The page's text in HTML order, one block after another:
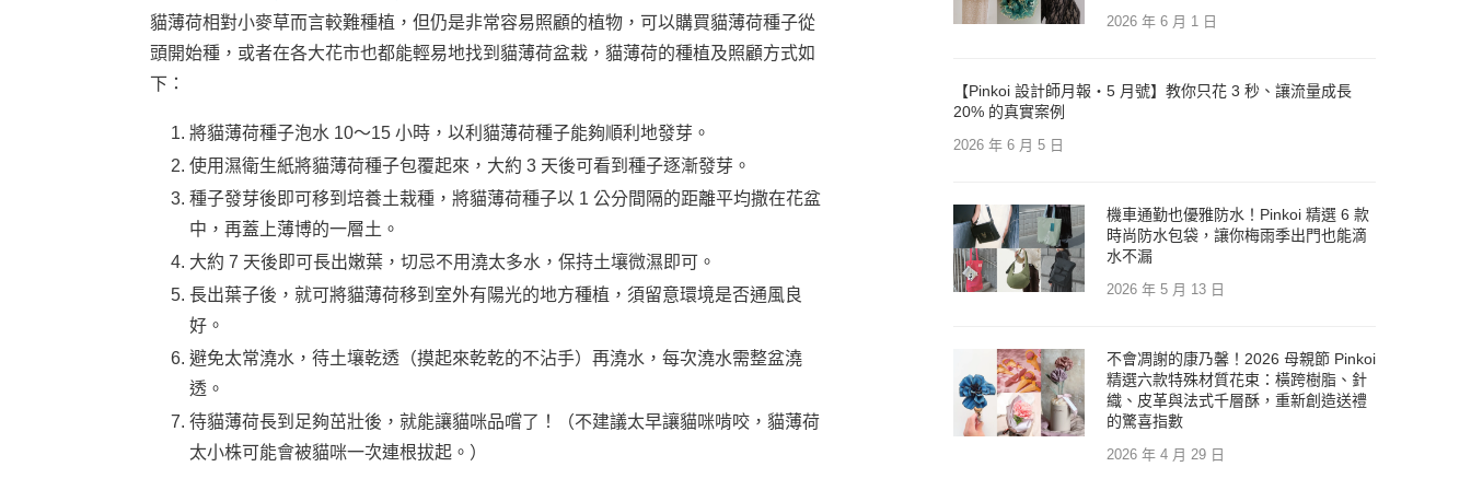
貓薄荷相對小麥草而言較難種植，但仍是非常容易照顧的植物，可以購買貓薄荷種子從
頭開始種，或者在各大花市也都能輕易地找到貓薄荷盆栽，貓薄荷的種植及照顧方式如
下：
將貓薄荷種子泡水 10～15 小時，以利貓薄荷種子能夠順利地發芽。
使用濕衛生紙將貓薄荷種子包覆起來，大約 3 天後可看到種子逐漸發芽。
種子發芽後即可移到培養土栽種，將貓薄荷種子以 1 公分間隔的距離平均撒在花盆
中，再蓋上薄博的一層土。
大約 7 天後即可長出嫩葉，切忌不用澆太多水，保持土壤微濕即可。
長出葉子後，就可將貓薄荷移到室外有陽光的地方種植，須留意環境是否通風良
好。
避免太常澆水，待土壤乾透（摸起來乾乾的不沾手）再澆水，每次澆水需整盆澆
透。
待貓薄荷長到足夠茁壯後，就能讓貓咪品嚐了！（不建議太早讓貓咪啃咬，貓薄荷
太小株可能會被貓咪一次連根拔起。）
2026 年 6 月 1 日
【Pinkoi 設計師月報・5 月號】教你只花 3 秒、讓流量成長
20% 的真實案例
2026 年 6 月 5 日
機車通勤也優雅防水！Pinkoi 精選 6 款
時尚防水包袋，讓你梅雨季出門也能滴
水不漏
2026 年 5 月 13 日
不會凋謝的康乃馨！2026 母親節 Pinkoi
精選六款特殊材質花束：橫跨樹脂、針
織、皮革與法式千層酥，重新創造送禮
的驚喜指數
2026 年 4 月 29 日